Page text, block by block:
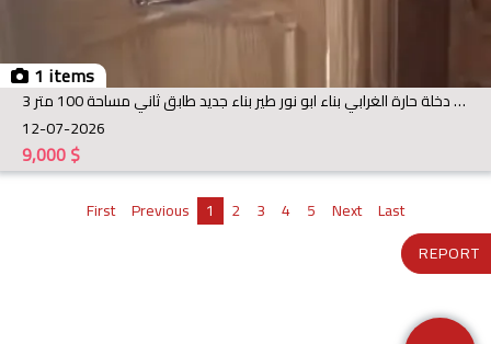
1 items
للايجار شقة في كفرسوسة ساحة دخلة حارة الغرابي بناء ابو نور طير بناء جديد طابق ثاني مساحة 100 متر 3
12-07-2026
$
9,000
First Previous 1 2 3 4 5 Next Last
REPORT